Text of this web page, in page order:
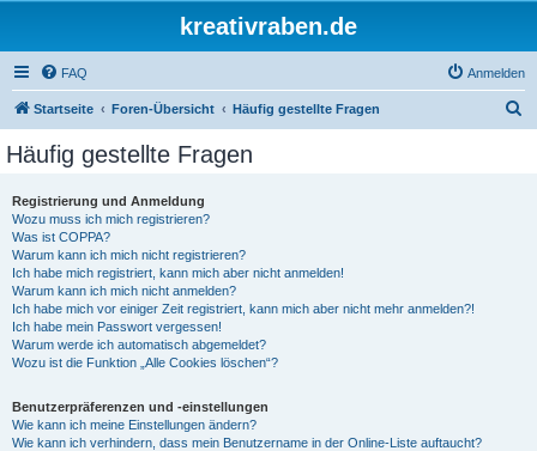
kreativraben.de
FAQ Anmelden
Startseite Foren-Übersicht Häufig gestellte Fragen
Häufig gestellte Fragen
Registrierung und Anmeldung
Wozu muss ich mich registrieren?
Was ist COPPA?
Warum kann ich mich nicht registrieren?
Ich habe mich registriert, kann mich aber nicht anmelden!
Warum kann ich mich nicht anmelden?
Ich habe mich vor einiger Zeit registriert, kann mich aber nicht mehr anmelden?!
Ich habe mein Passwort vergessen!
Warum werde ich automatisch abgemeldet?
Wozu ist die Funktion „Alle Cookies löschen“?
Benutzerpräferenzen und -einstellungen
Wie kann ich meine Einstellungen ändern?
Wie kann ich verhindern, dass mein Benutzername in der Online-Liste auftaucht?